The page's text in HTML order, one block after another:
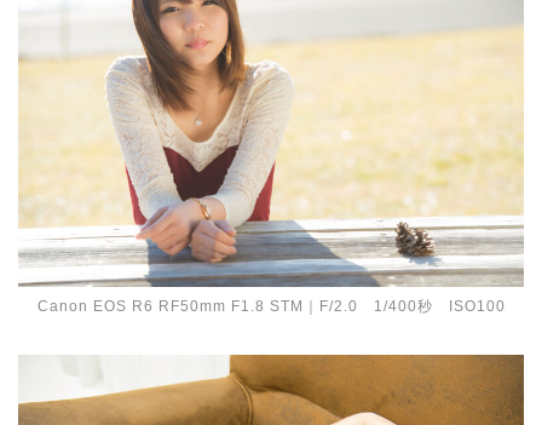
Canon EOS R6 RF50mm F1.8 STM｜F/2.0 1/400秒 ISO100